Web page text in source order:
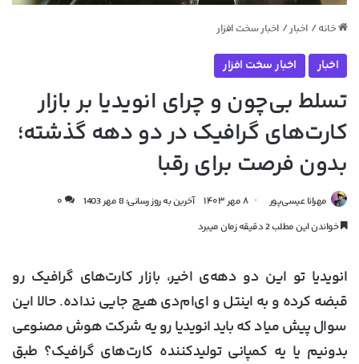
خانه / اخبار / اخبار سخت افزار
اخبار اخبار سخت افزار
تسلط بی‌چون و چرای انویدیا بر بازار
کارت‌های گرافیک در دو دهه گذشته؛
بدون فرصت برای رقبا
مهرانا عیسی‌پور ۸ مهر ۱۴۰۳ آخرین به روز رسانی: 8 مهر 1403
۰
خواندن این مطلب 2 دقیقه زمان میبرد
انویدیا تو این دو دهه‌ی اخیر، بازار کارت‌های گرافیک رو
قبضه کرده و به اینتل و ای‌ام‌دی هیچ جایی نداده. حالا این
سوال پیش میاد که باید انویدیا رو یه شرکت هوش مصنوعی
بدونیم یا یه کمپانی تولید‌کننده کارت‌های گرافیک؟ طبق